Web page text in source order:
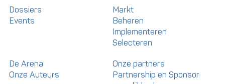
Dossiers
Events
Markt
Beheren
Implementeren
Selecteren
De Arena
Onze Auteurs
Onze partners
Partnership en Sponsor